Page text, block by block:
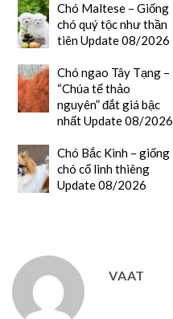
Chó Maltese – Giống
chó quý tộc như thần
tiên Update 08/2026
Chó ngao Tây Tạng –
“Chúa tể thảo
nguyên” đắt giá bậc
nhất Update 08/2026
Chó Bắc Kinh – giống
chó cổ linh thiêng
Update 08/2026
VAAT